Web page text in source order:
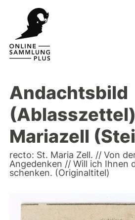
Andachtsbild
Mariazell
recto: St. Maria Zell. // Von
Angedenken // Will ich Ihnen
schenken. (Originaltitel)